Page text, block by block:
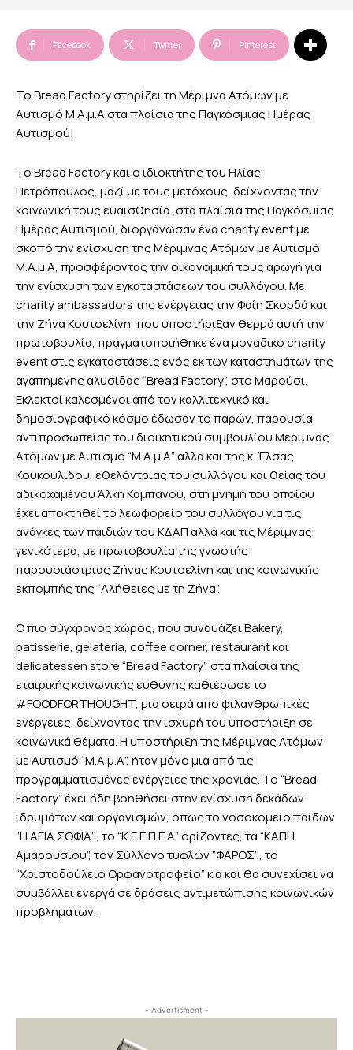
Facebook Twitter Pinterest
Το Bread Factory στηρίζει τη Μέριμνα Ατόμων με
Αυτισμό M.A.μ.Α στα πλαίσια της Παγκόσμιας Ημέρας
Αυτισμού!
Το Bread Factory και ο ιδιοκτήτης του Ηλίας
Πετρόπουλος, μαζί με τους μετόχους, δείχνοντας την
κοινωνική τους ευαισθησία ,στα πλαίσια της Παγκόσμιας
Ημέρας Αυτισμού, διοργάνωσαν ένα charity event με
σκοπό την ενίσχυση της Μέριμνας Ατόμων με Αυτισμό
M.A.μ.Α, προσφέροντας την οικονομική τους αρωγή για
την ενίσχυση των εγκαταστάσεων του συλλόγου. Με
charity ambassadors της ενέργειας την Φαίη Σκορδά και
την Ζήνα Κουτσελίνη, που υποστήριξαν θερμά αυτή την
πρωτοβουλία, πραγματοποιήθηκε ένα μοναδικό charity
event στις εγκαταστάσεις ενός εκ των καταστημάτων της
αγαπημένης αλυσίδας “Bread Factory”, στο Μαρούσι.
Εκλεκτοί καλεσμένοι από τον καλλιτεχνικό και
δημοσιογραφικό κόσμο έδωσαν το παρών, παρουσία
αντιπροσωπείας του διοικητικού συμβουλίου Μέριμνας
Ατόμων με Αυτισμό “M.A.μ.Α” αλλα και της κ. Έλσας
Κουκουλίδου, εθελόντριας του συλλόγου και θείας του
αδικοχαμένου Άλκη Καμπανού, στη μνήμη του οποίου
έχει αποκτηθεί το λεωφορείο του συλλόγου για τις
ανάγκες των παιδιών του ΚΔΑΠ αλλά και τις Μέριμνας
γενικότερα, με πρωτοβουλία της γνωστής
παρουσιάστριας Ζήνας Κουτσελίνη και της κοινωνικής
εκπομπής της “Αλήθειες με τη Ζήνα”.
Ο πιο σύγχρονος χώρος, που συνδυάζει Bakery,
patisserie, gelateria, coffee corner, restaurant και
delicatessen store “Bread Factory”, στα πλαίσια της
εταιρικής κοινωνικής ευθύνης καθιέρωσε το
#FOODFORTHOUGHT, μια σειρά απο φιλανθρωπικές
ενέργειες, δείχνοντας την ισχυρή του υποστήριξη σε
κοινωνικά θέματα. Η υποστήριξη της Μέριμνας Ατόμων
με Αυτισμό “M.A.μ.Α”, ήταν μόνο μια από τις
προγραμματισμένες ενέργειες της χρονιάς. Το “Bread
Factory” έχει ήδη βοηθήσει στην ενίσχυση δεκάδων
ιδρυμάτων και οργανισμών, όπως το νοσοκομείο παίδων
”Η ΑΓΙΑ ΣΟΦΙΑ’’, το “Κ.Ε.Ε.Π.Ε.Α” ορίζοντες, τα “ΚΑΠΗ
Αμαρουσίου”, τον Σύλλογο τυφλών ”ΦΑΡΟΣ’’, το
“Χριστοδούλειο Ορφανοτροφείο” κ.α και θα συνεχίσει να
συμβάλλει ενεργά σε δράσεις αντιμετώπισης κοινωνικών
προβλημάτων.
- Advertisment -